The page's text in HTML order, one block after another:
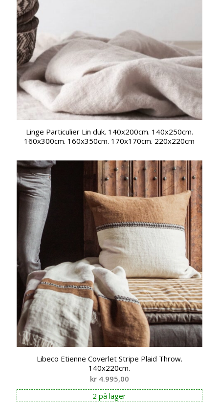
Linge Particulier Lin duk. 140x200cm. 140x250cm.
160x300cm. 160x350cm. 170x170cm. 220x220cm
Libeco Etienne Coverlet Stripe Plaid Throw.
140x220cm.
kr4.995,00
2 på lager